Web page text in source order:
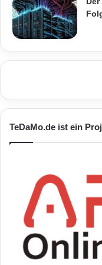
Lebensstil
Portal für
TeDaMo.de ist ein